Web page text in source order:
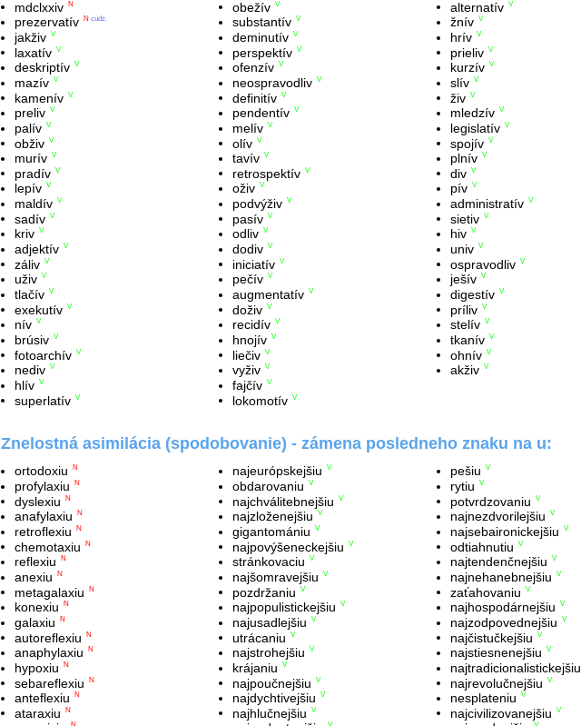
mdclxxiv N
prezervatív N cudz.
jakživ V
laxatív V
deskriptív V
mazív V
kamenív V
preliv V
palív V
obživ V
murív V
pradív V
lepív V
maldív V
sadív V
kriv V
adjektív V
záliv V
uživ V
tlačív V
exekutív V
nív V
brúsiv V
fotoarchív V
nediv V
hlív V
superlatív V
obežív V
substantív V
deminutív V
perspektív V
ofenzív V
neospravodliv V
definitív V
pendentív V
melív V
olív V
tavív V
retrospektív V
oživ V
podvýživ V
pasív V
odliv V
dodiv V
iniciatív V
pečív V
augmentatív V
doživ V
recidív V
hnojív V
liečiv V
vyživ V
fajčív V
lokomotív V
alternatív V
žnív V
hrív V
prieliv V
kurzív V
slív V
živ V
mledzív V
legislatív V
spojív V
plnív V
div V
pív V
administratív V
sietiv V
hiv V
univ V
ospravodliv V
ješív V
digestív V
príliv V
stelív V
tkanív V
ohnív V
akživ V
Znelostná asimilácia (spodobovanie) - zámena posledneho znaku na u:
ortodoxiu N
profylaxiu N
dyslexiu N
anafylaxiu N
retroflexiu N
chemotaxiu N
reflexiu N
anexiu N
metagalaxiu N
konexiu N
galaxiu N
autoreflexiu N
anaphylaxiu N
hypoxiu N
sebareflexiu N
anteflexiu N
ataraxiu N
najeurópskejšiu V
obdarovaniu V
najchválitebnejšiu V
najzloženejšiu V
gigantomániu V
najpovýšeneckejšiu V
stránkovaciu V
najšomravejšiu V
pozdržaniu V
najpopulistickejšiu V
najusadlejšiu V
utrácaniu V
najstrohejšiu V
krájaniu V
najpoučnejšiu V
najdychtivejšiu V
najhlučnejšiu V
pešiu V
rytiu V
potvrdzovaniu V
najnezdvorilejšiu V
najsebaironickejšiu V
odtiahnutiu V
najtendenčnejšiu V
najnehanebnejšiu V
zaťahovaniu V
najhospodárnejšiu V
najzodpovednejšiu V
najčistučkejšiu V
najstiesnenejšiu V
najtradicionalistickejšiu
najrevolučnejšiu V
nesplateniu V
najcivilizovanejšiu V